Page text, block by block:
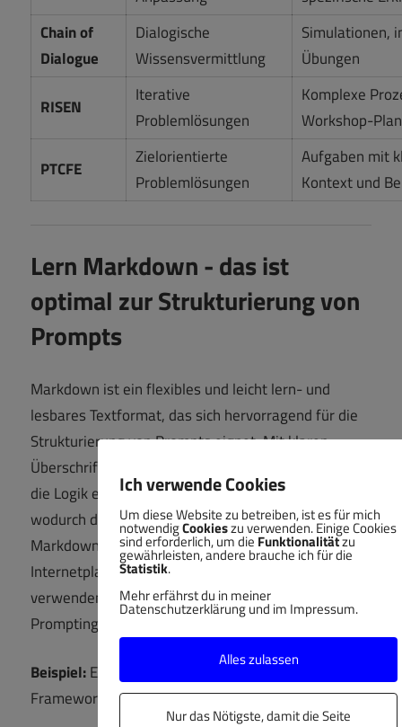
Chain of
Dialogue
Dialogische
Wissensvermittlung
Simulationen,
Übungen
RISEN
Iterative
Problemlösungen
Komplexe
Workshop-
PTCFE
Zielorientierte
Problemlösungen
Aufgaben mit
Kontext und
Lern Markdown - das ist
optimal zur Strukturierung von
Prompts
Markdown ist ein flexibles und leicht lern- und
lesbares Textformat, das sich hervorragend für die
Strukturierung von Prompts eignet. Mit klaren
Überschriften, Listen und Code-Blöcken lässt sich
die Logik eines Prompts deutlich hervorheben,
wodurch die KI die Anweisungen besser versteht.
Markdown kannst du mittlerweile in fast allen
Internetplatformen zur Strukturierung von Eingaben
verwenden, du brauchst es nich nur für das
Prompting.
Beispiel:Ein komplexer Prompt im ACREN-
Framework in Markdown:
Ich verwende Cookies
Um diese Website zu betreiben, ist es für mich
notwendigCookieszu verwenden. Einige Cookies
sind erforderlich, um dieFunktionalitätzu
gewährleisten, andere brauche ich für die
Statistik.
Mehr erfährst du in meiner
Datenschutzerklärung und im Impressum.
Alles zulassen
Nur das Nötigste, damit die Seite